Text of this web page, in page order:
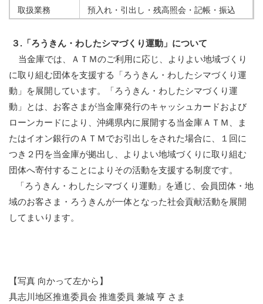
取扱業務 預入れ・引出し・残高照会・記帳・振込
３.「ろうきん・わしたシマづくり運動」について
当金庫では、ＡＴＭのご利用に応じ、よりよい地域づくり
に取り組む団体を支援する「ろうきん・わしたシマづくり運
動」を展開しています。「ろうきん・わしたシマづくり運
動」とは、お客さまが当金庫発行のキャッシュカードおよび
ローンカードにより、沖縄県内に展開する当金庫ＡＴＭ、ま
たはイオン銀行のＡＴＭでお引出しをされた場合に、１回に
つき２円を当金庫が拠出し、よりよい地域づくりに取り組む
団体へ寄付することによりその活動を支援する制度です。
「ろうきん・わしたシマづくり運動」を通じ、会員団体・地
域のお客さま・ろうきんが一体となった社会貢献活動を展開
してまいります。
【写真 向かって左から】
具志川地区推進委員会 推進委員 兼城 亨 さま